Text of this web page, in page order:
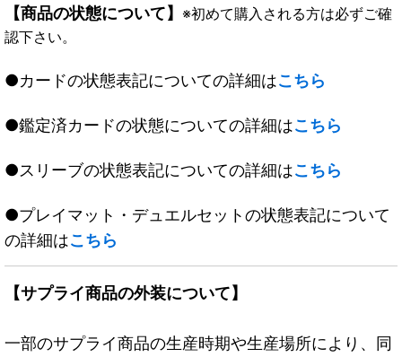
【商品の状態について】 ※初めて購入される方は必ずご確
認下さい。
●カードの状態表記についての詳細はこちら
●鑑定済カードの状態についての詳細はこちら
●スリーブの状態表記についての詳細はこちら
●プレイマット・デュエルセットの状態表記について
の詳細はこちら
【サプライ商品の外装について】
一部のサプライ商品の生産時期や生産場所により、同